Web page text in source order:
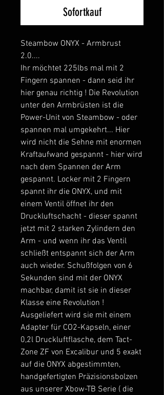
Sofortkauf
Steambow ONYX - Armbrust
2.0....
Ihr möchtet 225lbs mal mit 2
Fingern spannen - dann seid ihr
hier genau richtig ! Die Revolution
unter den Armbrüsten ist die
Power-Unit von Steambow - oder
spannen mal umgekehrt... Hier
wird nicht die Sehne mit enormen
Kraftaufwand gespannt - hier wird
nach dem Spannen der Arm
gespannt. Locker mit 2 Fingern
spannt ihr die ONYX, und mit
einem Ventil öffnet ihr den
Druckluftschacht - dieser spannt
jetzt mit 2 starken Zylindern den
Arm - und wenn ihr das Ventil
schließt entspannt sich der Arm
auch wieder. Schußfolgen von 6
Sekunden sind mit der ONYX
machbar, damit ist sie in dieser
Klasse eine Revolution !
Ausgeliefert wird sie mit einem
Adapter für CO2-Kapseln, einer
0,2l Druckluftflasche, dem Tact-
Zone ZF von Excalibur und 5 exakt
auf die ONYX abgestimmten,
handgefertigten Präzisionsbolzen
aus unserer Xbow-TB Serie ( die